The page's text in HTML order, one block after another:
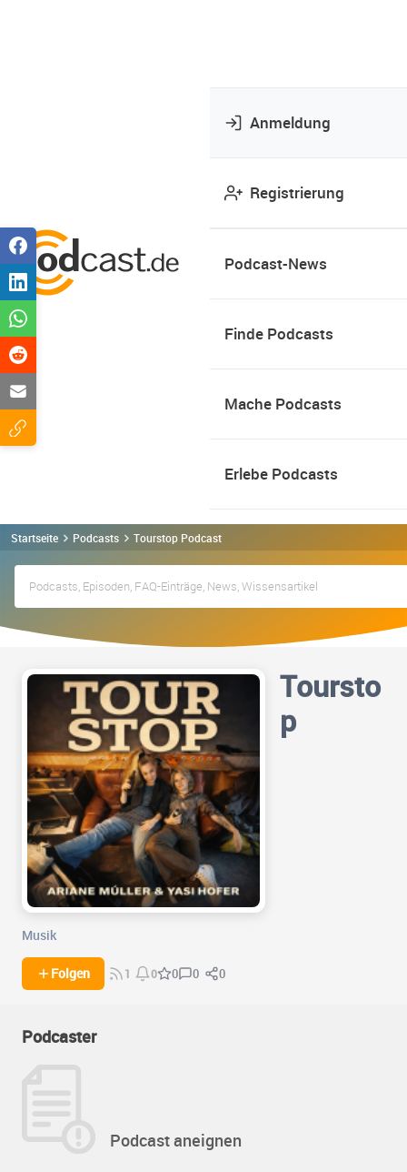
Anmeldung
Registrierung
Podcast-News
Finde Podcasts
Mache Podcasts
Erlebe Podcasts
Startseite Podcasts Tourstop Podcast
Toursto
p
Musik
Folgen 1 0 0 0 0
Podcaster
Podcast aneignen